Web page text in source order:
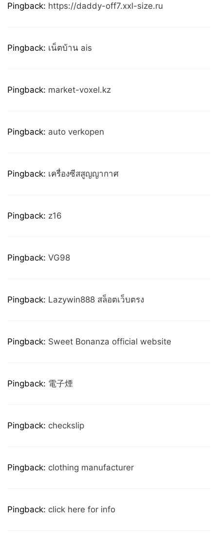
Pingback: https://daddy-off7.xxl-size.ru
Pingback: เน็ตบ้าน ais
Pingback: market-voxel.kz
Pingback: auto verkopen
Pingback: เครื่องซีสสูญญากาศ
Pingback: z16
Pingback: VG98
Pingback: Lazywin888 สล็อตเว็บตรง
Pingback: Sweet Bonanza official website
Pingback: 電子煙
Pingback: checkslip
Pingback: clothing manufacturer
Pingback: click here for info